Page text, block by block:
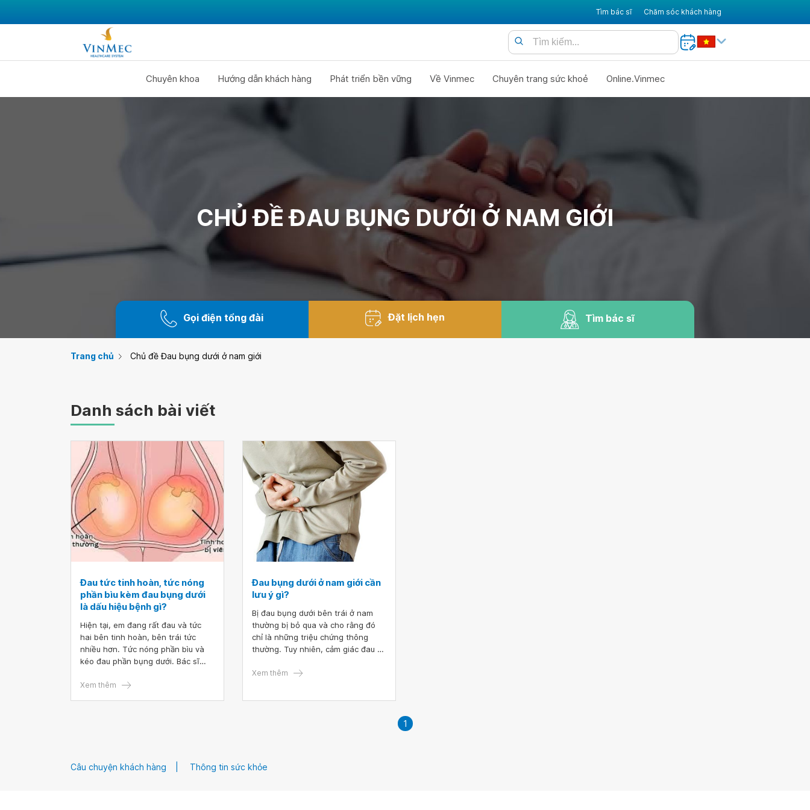
Tìm bác sĩ Chăm sóc khách hàng
Chuyên khoa Hướng dẫn khách hàng Phát triển bền vững Về Vinmec Chuyên trang sức khoẻ Online.Vinmec
CHỦ ĐỀ ĐAU BỤNG DƯỚI Ở NAM GIỚI
Gọi điện tổng đài Đặt lịch hẹn Tìm bác sĩ
Trang chủ Chủ đề Đau bụng dưới ở nam giới
Danh sách bài viết
Đau tức tinh hoàn, tức nóng
phần bìu kèm đau bụng dưới
là dấu hiệu bệnh gì?
Hiện tại, em đang rất đau và tức
hai bên tinh hoàn, bên trái tức
nhiều hơn. Tức nóng phần bìu và
kéo đau phần bụng dưới. Bác sĩ
nóng phần bìu kèm đau bụng dưới
Xem thêm
Đau bụng dưới ở nam giới cần
lưu ý gì?
Bị đau bụng dưới bên trái ở nam
thường bị bỏ qua và cho rằng đó
chỉ là những triệu chứng thông
thường. Tuy nhiên, cảm giác đau ở
của một tình trạng bệnh lý nguy
Xem thêm
1
Câu chuyện khách hàng Thông tin sức khỏe